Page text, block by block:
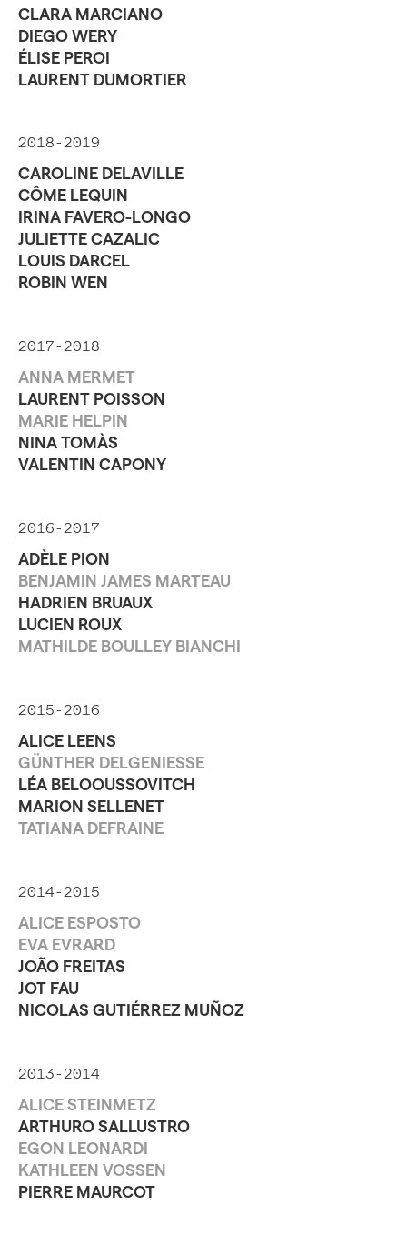
CLARA MARCIANO
DIEGO WERY
ÉLISE PEROI
LAURENT DUMORTIER
2018-2019
CAROLINE DELAVILLE
CÔME LEQUIN
IRINA FAVERO-LONGO
JULIETTE CAZALIC
LOUIS DARCEL
ROBIN WEN
2017-2018
ANNA MERMET
LAURENT POISSON
MARIE HELPIN
NINA TOMÀS
VALENTIN CAPONY
2016-2017
ADÈLE PION
BENJAMIN JAMES MARTEAU
HADRIEN BRUAUX
LUCIEN ROUX
MATHILDE BOULLEY BIANCHI
2015-2016
ALICE LEENS
GÜNTHER DELGENIESSE
LÉA BELOOUSSOVITCH
MARION SELLENET
TATIANA DEFRAINE
2014-2015
ALICE ESPOSTO
EVA EVRARD
JOÃO FREITAS
JOT FAU
NICOLAS GUTIÉRREZ MUÑOZ
2013-2014
ALICE STEINMETZ
ARTHURO SALLUSTRO
EGON LEONARDI
KATHLEEN VOSSEN
PIERRE MAURCOT